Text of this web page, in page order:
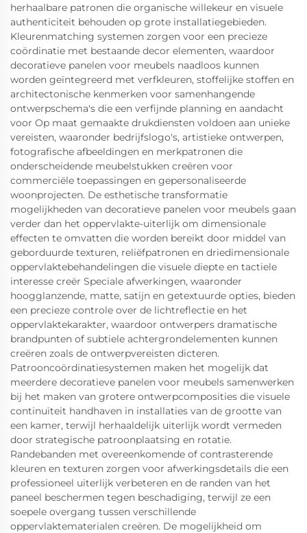
herhaalbare patronen die organische willekeur en visuele
authenticiteit behouden op grote installatiegebieden.
Kleurenmatching systemen zorgen voor een precieze
coördinatie met bestaande decor elementen, waardoor
decoratieve panelen voor meubels naadloos kunnen
worden geïntegreerd met verfkleuren, stoffelijke stoffen en
architectonische kenmerken voor samenhangende
ontwerpschema's die een verfijnde planning en aandacht
voor Op maat gemaakte drukdiensten voldoen aan unieke
vereisten, waaronder bedrijfslogo's, artistieke ontwerpen,
fotografische afbeeldingen en merkpatronen die
onderscheidende meubelstukken creëren voor
commerciële toepassingen en gepersonaliseerde
woonprojecten. De esthetische transformatie
mogelijkheden van decoratieve panelen voor meubels gaan
verder dan het oppervlakte-uiterlijk om dimensionale
effecten te omvatten die worden bereikt door middel van
geborduurde texturen, reliëfpatronen en driedimensionale
oppervlaktebehandelingen die visuele diepte en tactiele
interesse creër Speciale afwerkingen, waaronder
hoogglanzende, matte, satijn en getextuurde opties, bieden
een precieze controle over de lichtreflectie en het
oppervlaktekarakter, waardoor ontwerpers dramatische
brandpunten of subtiele achtergrondelementen kunnen
creëren zoals de ontwerpvereisten dicteren.
Patrooncoördinatiesystemen maken het mogelijk dat
meerdere decoratieve panelen voor meubels samenwerken
bij het maken van grotere ontwerpcomposities die visuele
continuïteit handhaven in installaties van de grootte van
een kamer, terwijl herhaaldelijk uiterlijk wordt vermeden
door strategische patroonplaatsing en rotatie.
Randebanden met overeenkomende of contrasterende
kleuren en texturen zorgen voor afwerkingsdetails die een
professioneel uiterlijk verbeteren en de randen van het
paneel beschermen tegen beschadiging, terwijl ze een
soepele overgang tussen verschillende
oppervlaktematerialen creëren. De mogelijkheid om